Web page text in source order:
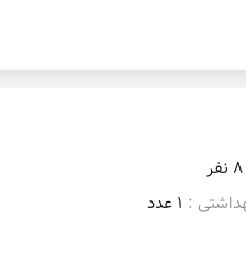
8 نفر
: 1 عدد